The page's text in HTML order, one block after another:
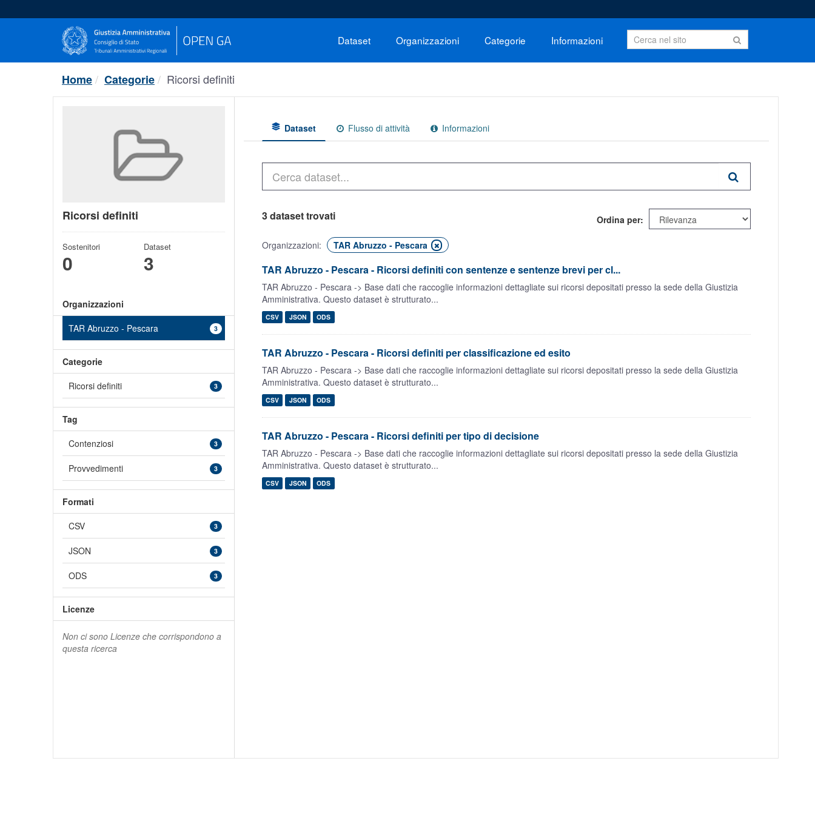
al
Dataset Organizzazioni Categorie Informazioni
Home Categorie Ricorsi definiti
Ricorsi definiti
Sostenitori
0
Dataset
3
Organizzazioni
TAR Abruzzo - Pescara
3
Categorie
Ricorsi definiti
3
Tag
Contenziosi
3
Provvedimenti 3
Formati
CSV
3
JSON 3
ODS 3
Licenze
Non ci sono Licenze che corrispondono a
questa ricerca
Dataset Flusso di attività Informazioni
Ordina per
3 dataset trovati
Organizzazioni: TAR Abruzzo - Pescara
TAR Abruzzo - Pescara - Ricorsi definiti con sentenze e sentenze brevi per cl...
TAR Abruzzo - Pescara -> Base dati che raccoglie informazioni dettagliate sui ricorsi depositati presso la sede della Giustizia
Amministrativa. Questo dataset è strutturato...
CSV JSON ODS
TAR Abruzzo - Pescara - Ricorsi definiti per classificazione ed esito
TAR Abruzzo - Pescara -> Base dati che raccoglie informazioni dettagliate sui ricorsi depositati presso la sede della Giustizia
Amministrativa. Questo dataset è strutturato...
CSV JSON ODS
TAR Abruzzo - Pescara - Ricorsi definiti per tipo di decisione
TAR Abruzzo - Pescara -> Base dati che raccoglie informazioni dettagliate sui ricorsi depositati presso la sede della Giustizia
Amministrativa. Questo dataset è strutturato...
CSV JSON ODS